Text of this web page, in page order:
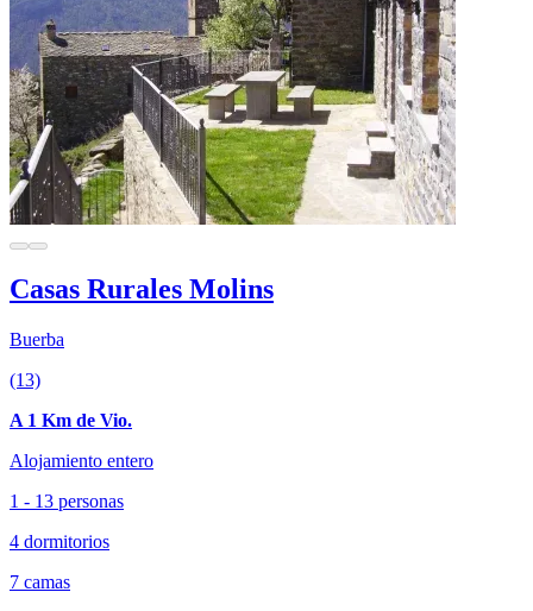
Casas Rurales Molins
Buerba
(13)
A 1 Km de Vio.
Alojamiento entero
1 - 13 personas
4 dormitorios
7 camas